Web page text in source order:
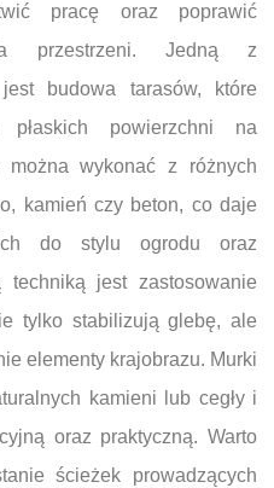
pracę oraz poprawić
przestrzeni. Jedną z
budowa tarasów, które
powierzchni na
można wykonać z różnych
kamień czy beton, co daje
do stylu ogrodu oraz
techniką jest zastosowanie
tylko stabilizują glebę, ale
elementy krajobrazu. Murki
kamieni lub cegły i
oraz praktyczną. Warto
ścieżek prowadzących